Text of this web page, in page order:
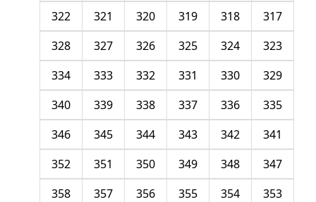
317
318
319
320
321
322
323
324
325
326
327
328
329
330
331
332
333
334
335
336
337
338
339
340
341
342
343
344
345
346
347
348
349
350
351
352
353
354
355
356
357
358